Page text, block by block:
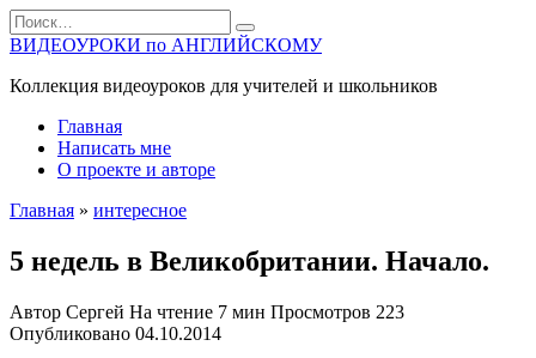
Перейти
к
содержанию
Search
for:
ВИДЕОУРОКИ по АНГЛИЙСКОМУ
Коллекция видеоуроков для учителей и школьников
Главная
Написать мне
О проекте и авторе
Главная » интересное
5 недель в Великобритании. Начало.
Автор Сергей На чтение 7 мин Просмотров 223
Опубликовано 04.10.2014